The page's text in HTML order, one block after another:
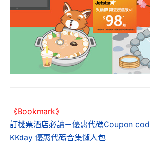
《Bookmark》
訂機票酒店必讀－優惠代碼Coupon
KKday 優惠代碼合集懶人包